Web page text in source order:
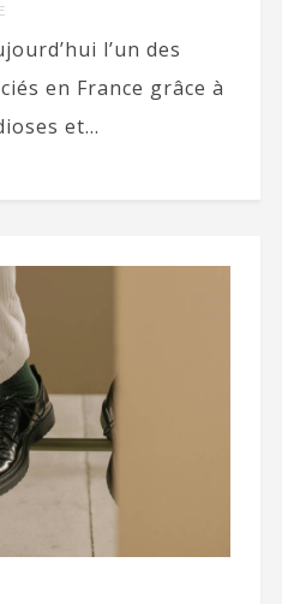
l’un des
en France grâce à
et...